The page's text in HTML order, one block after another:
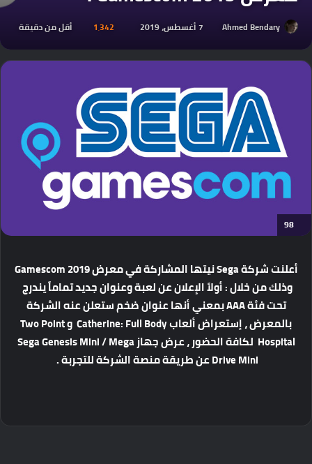
Ahmed Bendary 7 أغسطس، 2019 1٬342 أقل من دقيقة
أعلنت شركة Sega نيتها المشاركة في معرض Gamescom 2019
وذلك من خلال : أولاً الإعلان عن لعبة وعنوان جديد تماماً يندرج
تحت فئة AAA بمعني أنها عنوان ضخم ستعلن عنه الشركة
بالمعرض ، إستعراض ألعاب Catherine: Full Body و Two Point
Hospital لكافة الحضور ، عرض جهاز Sega Genesis Mini / Mega
Drive Mini عن طريقة منصة الشركة للتجربة .